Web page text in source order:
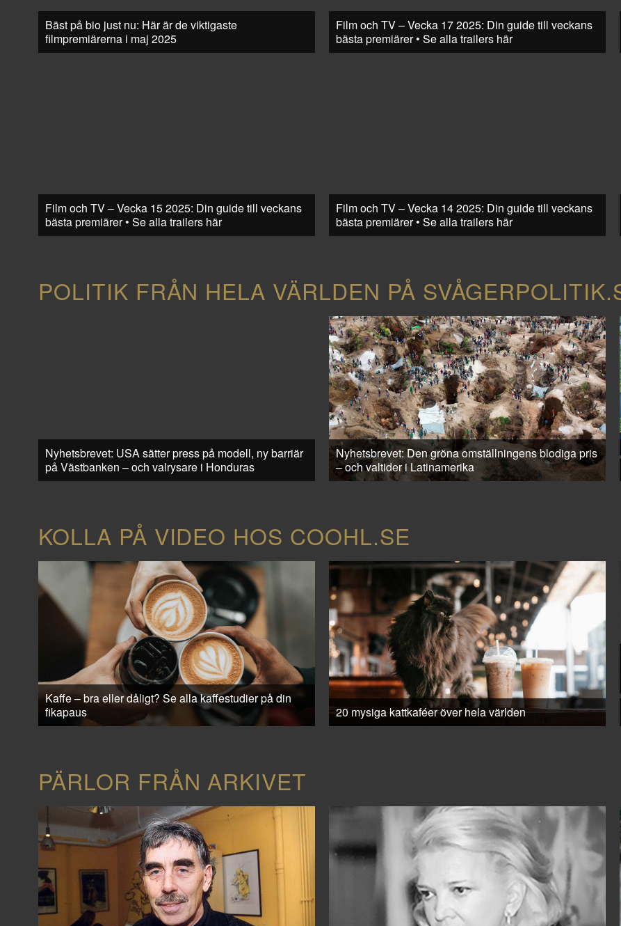
Bäst på bio just nu: Här är de viktigaste
filmpremiärerna i maj 2025
Film och TV – Vecka 17 2025: Din guide till veckans
bästa premiärer • Se alla trailers här
Film och TV – Vecka 15 2025: Din guide till veckans
bästa premiärer • Se alla trailers här
Film och TV – Vecka 14 2025: Din guide till veckans
bästa premiärer • Se alla trailers här
POLITIK FRÅN HELA VÄRLDEN PÅ
Nyhetsbrevet: USA sätter press på modell, ny barriär
på Västbanken – och valrysare i Honduras
Nyhetsbrevet: Den gröna omställningens blodiga pris
– och valtider i Latinamerika
KOLLA PÅ VIDEO HOS COOHL.SE
Kaffe – bra eller dåligt? Se alla kaffestudier på din
fikapaus
20 mysiga kattkaféer över hela världen
PÄRLOR FRÅN ARKIVET